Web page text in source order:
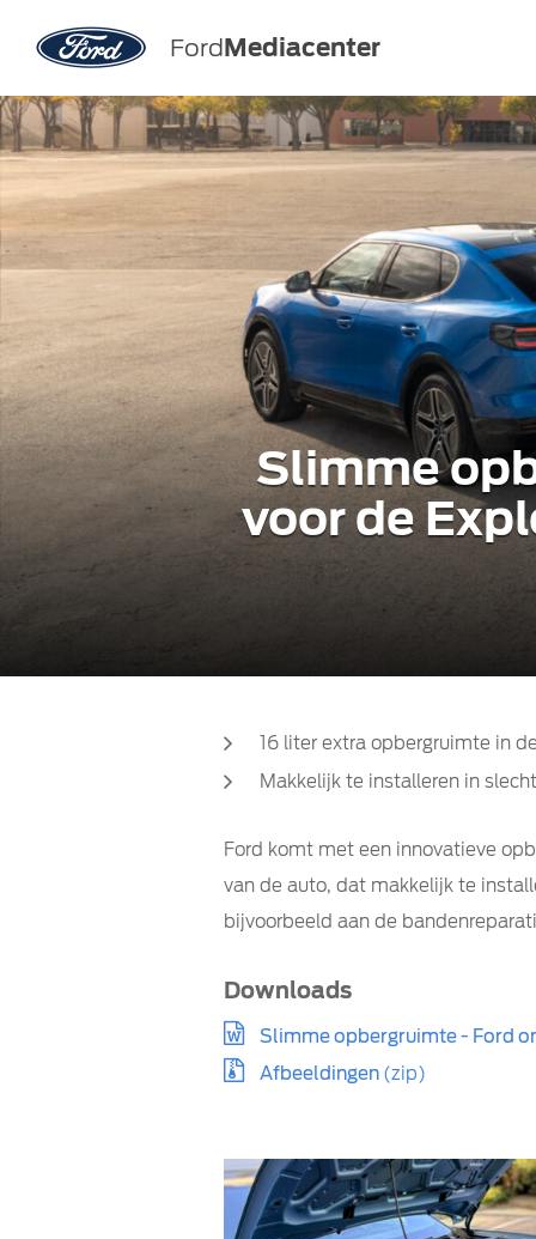
FordMediacenter
Slimme
voor de
16 liter extra opbergruimte in
Makkelijk te installeren in
Ford komt met een innovatieve
van de auto, dat makkelijk te
bijvoorbeeld aan de
Downloads
Slimme opbergruimte - Ford
Afbeeldingen (zip)